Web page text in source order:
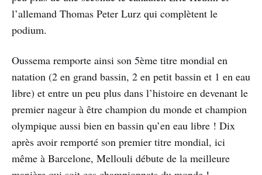
l’allemand Thomas Peter Lurz qui complètent le
podium.
Oussema remporte ainsi son 5ème titre mondial en
natation (2 en grand bassin, 2 en petit bassin et 1 en eau
libre) et entre un peu plus dans l’histoire en devenant le
premier nageur à être champion du monde et champion
olympique aussi bien en bassin qu’en eau libre ! Dix
après avoir remporté son premier titre mondial, ici
même à Barcelone, Mellouli débute de la meilleure